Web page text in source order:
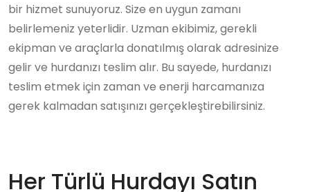
bir hizmet sunuyoruz. Size en uygun zamanı
belirlemeniz yeterlidir. Uzman ekibimiz, gerekli
ekipman ve araçlarla donatılmış olarak adresinize
gelir ve hurdanızı teslim alır. Bu sayede, hurdanızı
teslim etmek için zaman ve enerji harcamanıza
gerek kalmadan satışınızı gerçekleştirebilirsiniz.
Her Türlü Hurdayı Satın